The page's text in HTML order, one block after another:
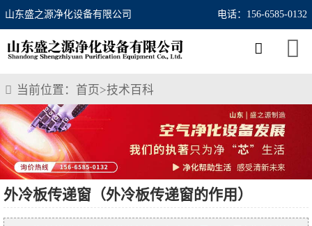
山东盛之源净化设备有限公司 电话：156-6585-0132
当前位置： 首页>技术百科
外冷板传递窗（外冷板传递窗的作用）